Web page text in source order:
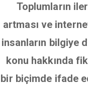
Toplumların
artması ve
insanların bilgiye
konu hakkında
bir biçimde ifade